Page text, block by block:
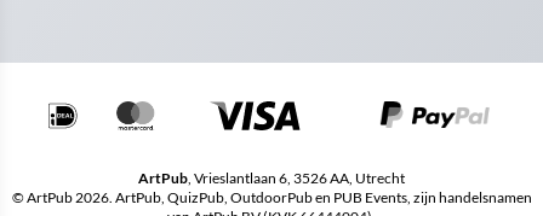
ArtPub , Vrieslantlaan 6, 3526 AA, Utrecht
© ArtPub 2026. ArtPub, QuizPub, OutdoorPub en PUB Events, zijn handelsnamen